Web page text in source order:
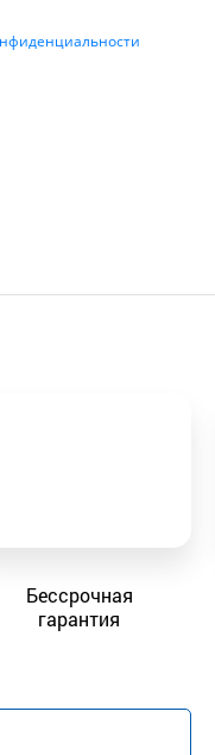
Бессрочная
гарантия